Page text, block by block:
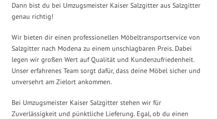
Dann bist du bei Umzugsmeister Kaiser Salzgitter aus Salzgitter
genau richtig!
Wir bieten dir einen professionellen Möbeltransportservice von
Salzgitter nach Modena zu einem unschlagbaren Preis. Dabei
legen wir großen Wert auf Qualität und Kundenzufriedenheit.
Unser erfahrenes Team sorgt dafür, dass deine Möbel sicher und
unversehrt am Zielort ankommen.
Bei Umzugsmeister Kaiser Salzgitter stehen wir für
Zuverlässigkeit und pünktliche Lieferung. Egal, ob du einen